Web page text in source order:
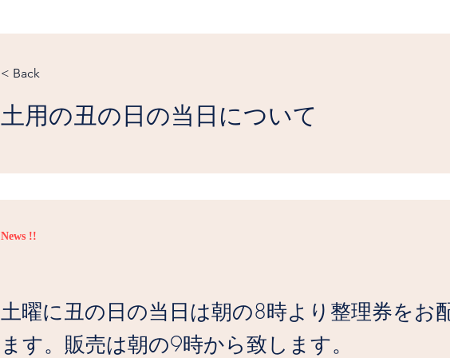
< Back
土用の丑の日の当日について
News !!
土曜に丑の日の当日は朝の8時より整理券をお
ます。販売は朝の9時から致します。